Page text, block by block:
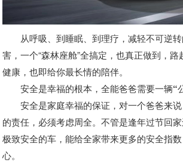
从呼吸、到睡眠、到理疗，减轻不可逆
害，一个“森林座舱”全搞定，也真正做到，
健康，也即给你最长情的陪伴。
安全是幸福的根本，全能爸爸需要一辆“
安全是家庭幸福的保证，对一个爸爸来
的责任，必须考虑周全。不管是逢年过节回
极致安全的车，能给全家带来更多的安全指
心。